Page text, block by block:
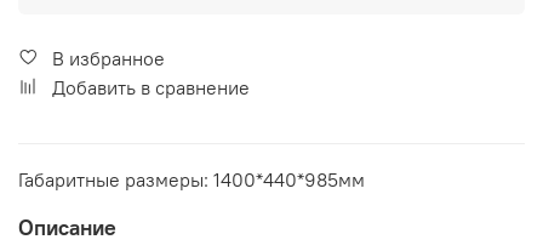
В избранное
Добавить в сравнение
Габаритные размеры: 1400*440*985мм
Описание